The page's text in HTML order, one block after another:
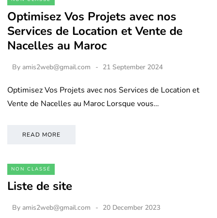
Optimisez Vos Projets avec nos
Services de Location et Vente de
Nacelles au Maroc
By amis2web@gmail.com 21 September 2024
Optimisez Vos Projets avec nos Services de Location et
Vente de Nacelles au Maroc Lorsque vous…
READ MORE
NON CLASSÉ
Liste de site
By amis2web@gmail.com 20 December 2023